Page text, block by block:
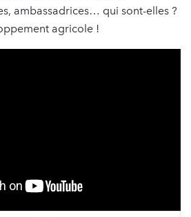
ambassadrices… qui sont-elles ?
agricole !